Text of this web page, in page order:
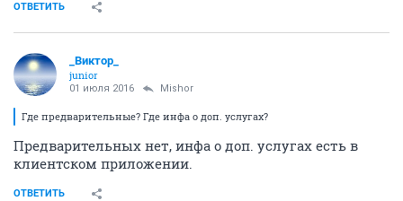
ОТВЕТИТЬ
_Виктор_
juniоr
01 июля 2016 Mishor
Где предварительные? Где инфа о доп. услугах?
Предварительных нет, инфа о доп. услугах есть в
клиентском приложении.
ОТВЕТИТЬ